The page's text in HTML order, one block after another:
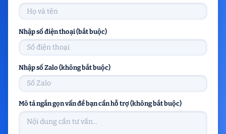
Nhập số điện thoại (bắt buộc)
Nhập số Zalo (không bắt buộc)
Mô tả ngắn gọn vấn đề bạn cần hỗ trợ (không bắt buộc)